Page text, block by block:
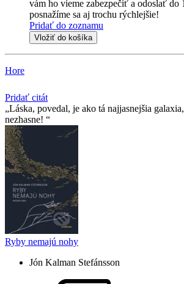
vám ho vieme zabezpečiť a odoslať do
posnažíme sa aj trochu rýchlejšie!
Pridať do zoznamu
Vložiť do košíka
Hore
Pridať citát
Láska, povedal, je ako tá najjasnejšia
nezhasne!
Ryby nemajú nohy
Jón Kalman Stefánsson